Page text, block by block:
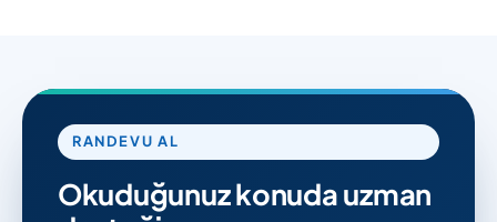
RANDEVU AL
Okuduğunuz konuda uzman